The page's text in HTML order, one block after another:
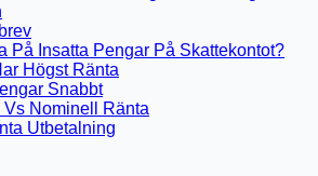
På Insatta Pengar På Skattekontot?
Högst Ränta
Snabbt
Vs Nominell Ränta
Utbetalning